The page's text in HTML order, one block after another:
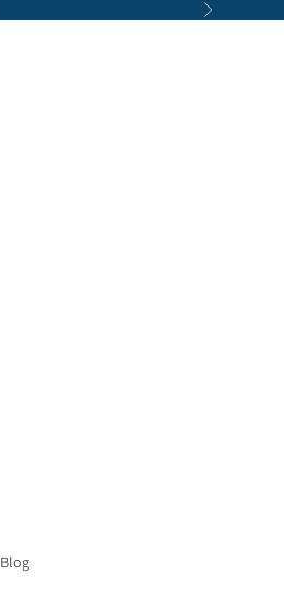
Siguiente
Blog